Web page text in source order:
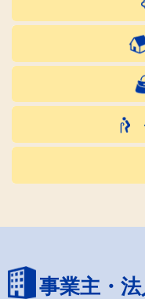
事業主・